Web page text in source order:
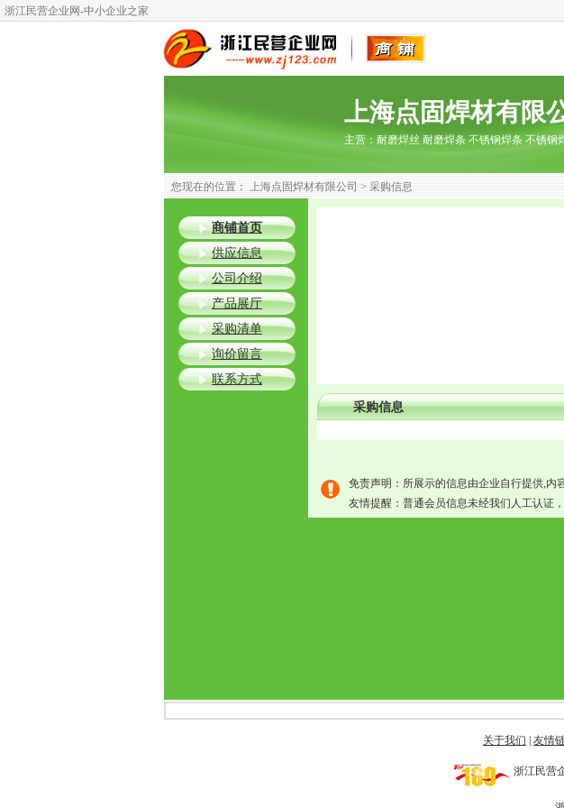
浙江民营企业网-中小企业之家
上海点固焊材有限
主营： 耐磨焊丝 耐磨焊条 不锈钢焊条 不锈钢
您现在的位置： 上海点固焊材有限公司 > 采购信息
采购信息
免责声明：所展示的信息由企业自行提供,内
友情提醒：普通会员信息未经我们人工认证
商铺首页
供应信息
公司介绍
产品展厅
采购清单
询价留言
联系方式
关于我们 友情
浙江民营